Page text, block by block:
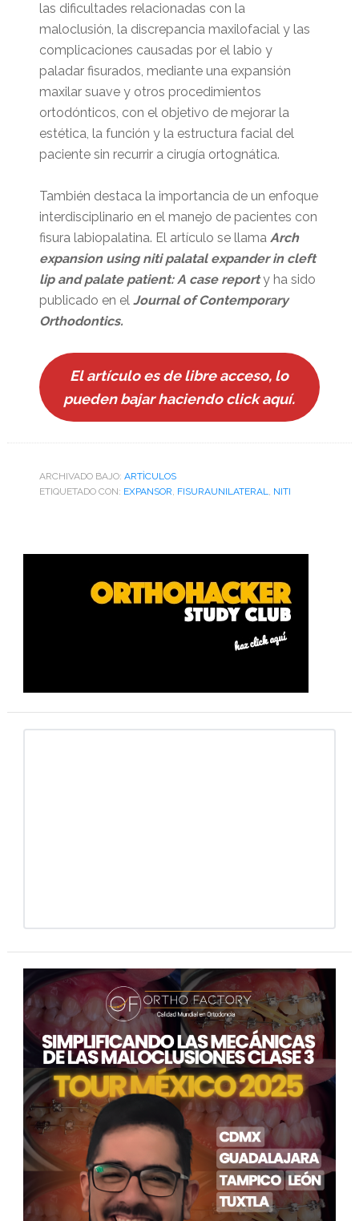
las dificultades relacionadas con la
maloclusión, la discrepancia maxilofacial y las
complicaciones causadas por el labio y
paladar fisurados, mediante una expansión
maxilar suave y otros procedimientos
ortodónticos, con el objetivo de mejorar la
estética, la función y la estructura facial del
paciente sin recurrir a cirugía ortognática.
También destaca la importancia de un enfoque
interdisciplinario en el manejo de pacientes con
fisura labiopalatina. El artículo se llama Arch
expansion using niti palatal expander in cleft
lip and palate patient: A case reporty ha sido
publicado en el Journal of Contemporary
Orthodontics.
El artículo es de libre acceso, lo
pueden bajar haciendo click aquí.
ARCHIVADO BAJO: ARTÌCULOS
ETIQUETADO CON: EXPANSOR, FISURAUNILATERAL, NITI
Barra
primaria